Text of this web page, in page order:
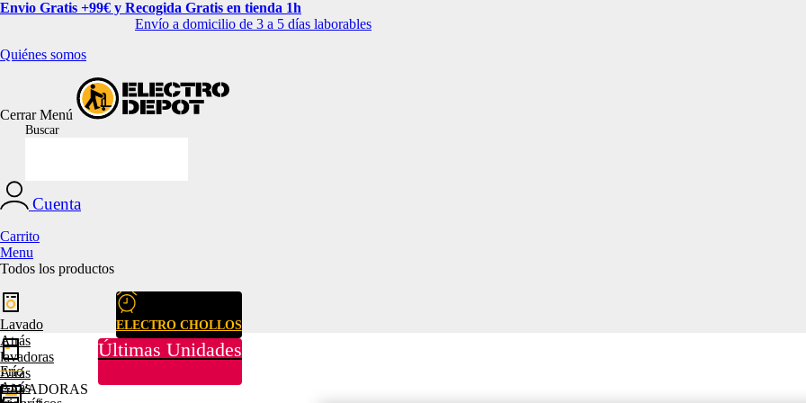
Envio Gratis +99€ y Recogida Gratis en tienda 1h
Envío a domicilio de 3 a 5 días laborables
Quiénes somos
CerrarMenú
Buscar
Cuenta
Carrito
Menu
Todos los productos
ELECTRO CHOLLOS
Últimas Unidades
Lavado
Atrás
lavadoras
Atrás
LAVADORAS
Frío
Atrás